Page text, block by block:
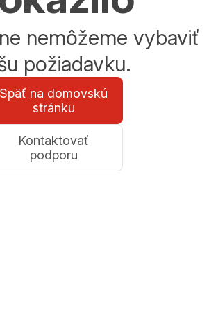
nemôžeme vybaviť
požiadavku.
Späť na domovskú
stránku
Kontaktovať
podporu